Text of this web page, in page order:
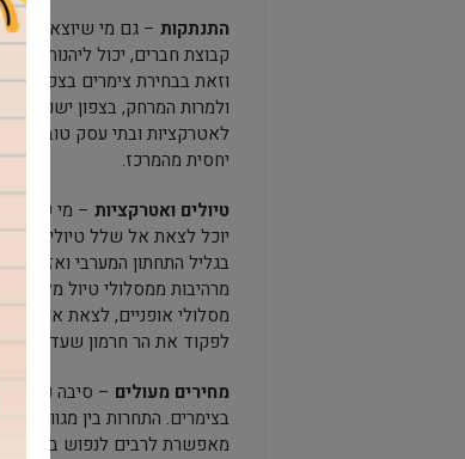
התנתקות – גם מי שיוצא
קבוצת חברים, יכול ליהנות
וזאת בבחירת צימרים בצפון
ולמרות המרחק, בצפון ישנם
לאטרקציות ובתי עסק טובים
יחסית מהמרכז.
טיולים ואטרקציות – מי שיבחר
יוכל לצאת אל שלל טיולים
בגליל התחתון המערבי ואזור
מרהיבות ממסלולי טיול מלאי
מסלולי אופניים, לצאת אל
לפקוד את הר חרמון שעדיין
מחירים מעולים – סיבה נוספת
בצימרים. התחרות בין מגוון
מאפשרת לרבים לנפוש בכיף